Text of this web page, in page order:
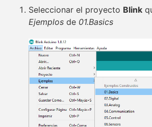
Seleccionar el proyecto Blink
Ejemplos de 01.Basics